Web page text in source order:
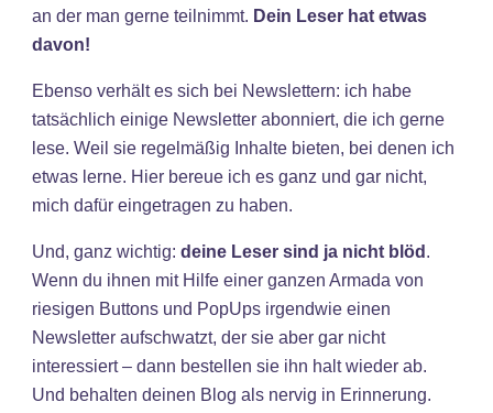
an der man gerne teilnimmt. Dein Leser hat etwas
davon!
Ebenso verhält es sich bei Newslettern: ich habe
tatsächlich einige Newsletter abonniert, die ich gerne
lese. Weil sie regelmäßig Inhalte bieten, bei denen ich
etwas lerne. Hier bereue ich es ganz und gar nicht,
mich dafür eingetragen zu haben.
Und, ganz wichtig: deine Leser sind ja nicht blöd .
Wenn du ihnen mit Hilfe einer ganzen Armada von
riesigen Buttons und PopUps irgendwie einen
Newsletter aufschwatzt, der sie aber gar nicht
interessiert – dann bestellen sie ihn halt wieder ab.
Und behalten deinen Blog als nervig in Erinnerung.